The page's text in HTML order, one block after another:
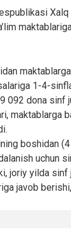
1-4-
092 dona sinf
maktablarga
boshidan
uchun
joriy yilda
javob